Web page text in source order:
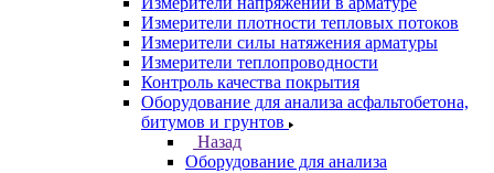
Измерители плотности тепловых потоков
Измерители силы натяжения арматуры
Измерители теплопроводности
Контроль качества покрытия
Оборудование для анализа асфальтобетона,
битумов и грунтов
Назад
Оборудование для анализа